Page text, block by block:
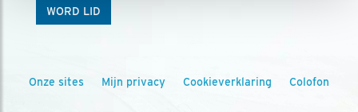
WORD LID
Onze sites Mijn privacy Cookieverklaring Colofon